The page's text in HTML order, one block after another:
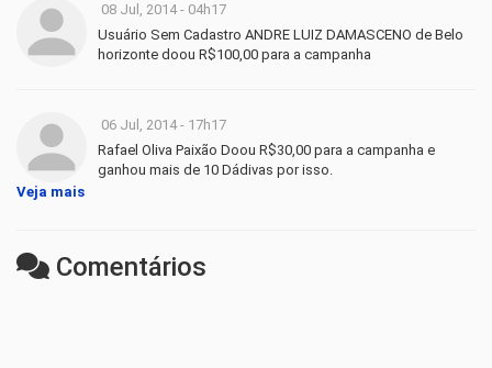
08 Jul, 2014 - 04h17
Usuário Sem Cadastro ANDRE LUIZ DAMASCENO de Belo
horizonte doou R$100,00 para a campanha
06 Jul, 2014 - 17h17
Rafael Oliva Paixão Doou R$30,00 para a campanha e
ganhou mais de 10 Dádivas por isso.
Veja mais
Comentários